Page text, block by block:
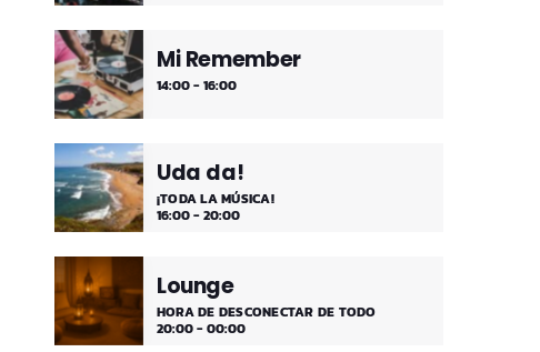
Mi Remember
14:00 - 16:00
Uda da!
¡TODA LA MÚSICA!
16:00 - 20:00
Lounge
HORA DE DESCONECTAR DE TODO
20:00 - 00:00